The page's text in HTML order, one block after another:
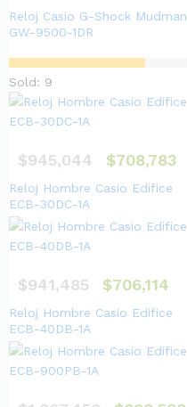
Reloj Casio G-Shock Mudman
GW-9500-1DR
Sold: 9
$945,044 $708,783
Reloj Hombre Casio Edifice
ECB-30DC-1A
$941,485 $706,114
Reloj Hombre Casio Edifice
ECB-40DB-1A